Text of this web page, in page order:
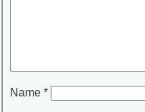
Name *